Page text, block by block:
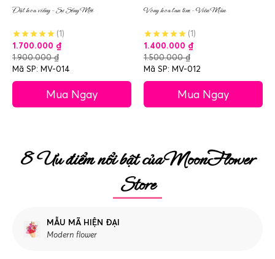
Đặt hoa viếng – Sự Sống Mới
(1)
1.700.000 ₫
1.900.000₫
Mã SP: MV-014
Mua Ngay
Vòng hoa lan tím – Viên Mãn
(1)
1.400.000 ₫
1.500.000₫
Mã SP: MV-012
Mua Ngay
8 Ưu điểm nổi bật của MoonFlower
Store
MẪU MÃ HIỆN ĐẠI
Modern flower